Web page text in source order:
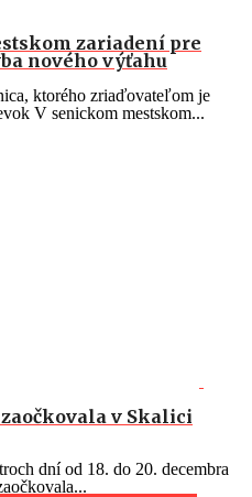
zariadení pre
nového výťahu
ktorého zriaďovateľom je
V senickom mestskom...
v Skalici
dní od 18. do 20. decembra